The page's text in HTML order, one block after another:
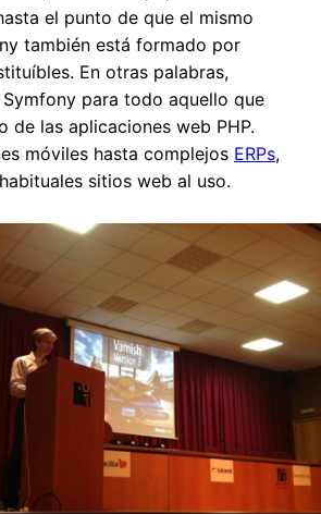
el punto de que el mismo
también está formado por
En otras palabras,
para todo aquello que
de las aplicaciones web PHP.
móviles hasta complejos ERPs,
sitios web al uso.